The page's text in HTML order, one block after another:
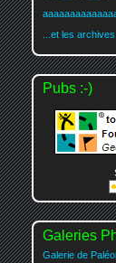
...et les
Pubs :-)
Galeries
Galerie de